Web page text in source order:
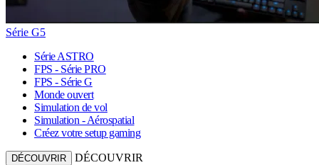
Série G5
Série ASTRO
FPS - Série PRO
FPS - Série G
Monde ouvert
Simulation de vol
Simulation - Aérospatial
Créez votre setup gaming
DÉCOUVRIR DÉCOUVRIR